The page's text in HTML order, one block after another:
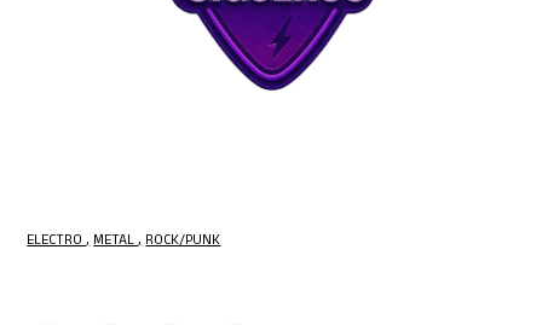
ELECTRO METAL ROCK/PUNK